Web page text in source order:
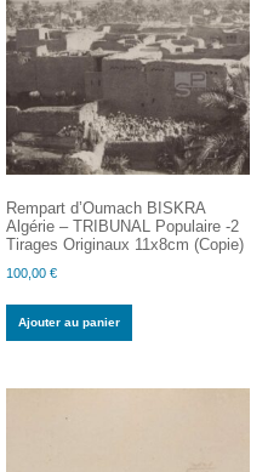
Rempart d’Oumach BISKRA
Algérie – TRIBUNAL Populaire -2
Tirages Originaux 11x8cm (Copie)
100,00€
Ajouter au panier